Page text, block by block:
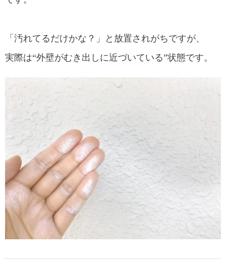
「汚れてるだけかな？」と放置されがちですが、
実際は“外壁がむき出しに近づいている”状態です。